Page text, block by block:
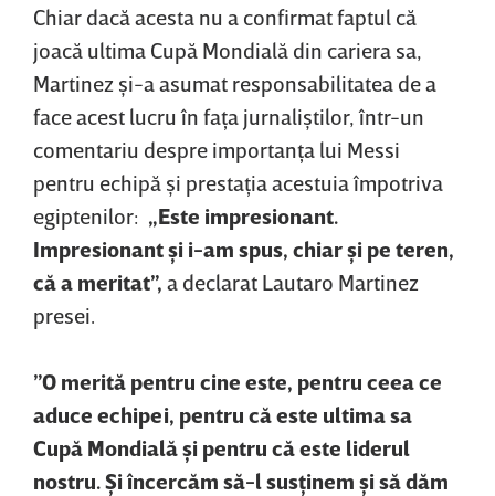
Chiar dacă acesta nu a confirmat faptul că
joacă ultima Cupă Mondială din cariera sa,
Martinez şi-a asumat responsabilitatea de a
face acest lucru în faţa jurnaliştilor, într-un
comentariu despre importanţa lui Messi
pentru echipă şi prestaţia acestuia împotriva
egiptenilor: „Este impresionant.
Impresionant şi i-am spus, chiar şi pe teren,
că a meritat”, a declarat Lautaro Martinez
presei.
”O merită pentru cine este, pentru ceea ce
aduce echipei, pentru că este ultima sa
Cupă Mondială şi pentru că este liderul
nostru. Şi încercăm să-l susţinem şi să dăm